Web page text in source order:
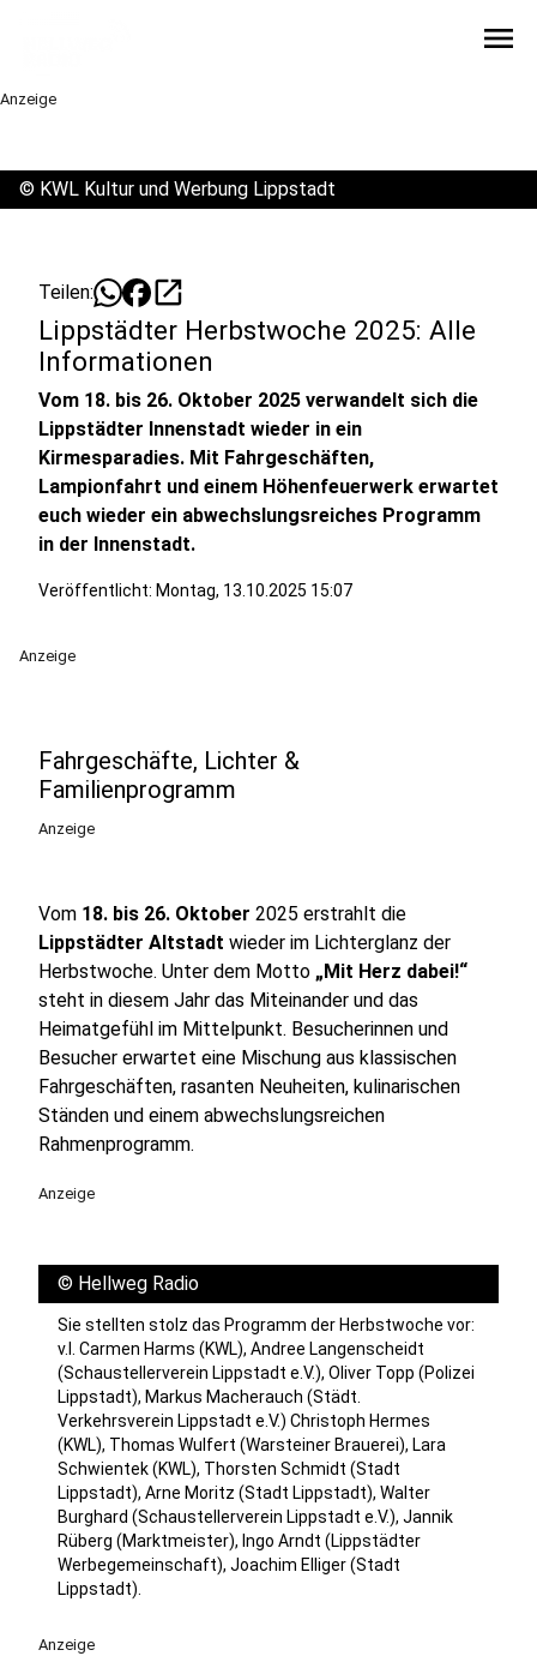
menu
Anzeige
© KWL Kultur und Werbung Lippstadt
Teilen: open_in_new
Lippstädter Herbstwoche 2025: Alle
Informationen
Vom 18. bis 26. Oktober 2025 verwandelt sich die
Lippstädter Innenstadt wieder in ein
Kirmesparadies. Mit Fahrgeschäften,
Lampionfahrt und einem Höhenfeuerwerk erwartet
euch wieder ein abwechslungsreiches Programm
in der Innenstadt.
Veröffentlicht: Montag, 13.10.2025 15:07
Anzeige
Fahrgeschäfte, Lichter &
Familienprogramm
Anzeige
Vom 18. bis 26. Oktober 2025 erstrahlt die
Lippstädter Altstadt wieder im Lichterglanz der
Herbstwoche. Unter dem Motto „Mit Herz dabei!“
steht in diesem Jahr das Miteinander und das
Heimatgefühl im Mittelpunkt. Besucherinnen und
Besucher erwartet eine Mischung aus klassischen
Fahrgeschäften, rasanten Neuheiten, kulinarischen
Ständen und einem abwechslungsreichen
Rahmenprogramm.
Anzeige
© Hellweg Radio
Sie stellten stolz das Programm der Herbstwoche vor:
v.l. Carmen Harms (KWL), Andree Langenscheidt
(Schaustellerverein Lippstadt e.V.), Oliver Topp (Polizei
Lippstadt), Markus Macherauch (Städt.
Verkehrsverein Lippstadt e.V.) Christoph Hermes
(KWL), Thomas Wulfert (Warsteiner Brauerei), Lara
Schwientek (KWL), Thorsten Schmidt (Stadt
Lippstadt), Arne Moritz (Stadt Lippstadt), Walter
Burghard (Schaustellerverein Lippstadt e.V.), Jannik
Rüberg (Marktmeister), Ingo Arndt (Lippstädter
Werbegemeinschaft), Joachim Elliger (Stadt
Lippstadt).
Anzeige